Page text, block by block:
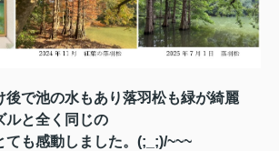
後で池の水もあり落羽松も緑が綺麗
ルと全く同じの
ても感動しました。(;_;)/~~~